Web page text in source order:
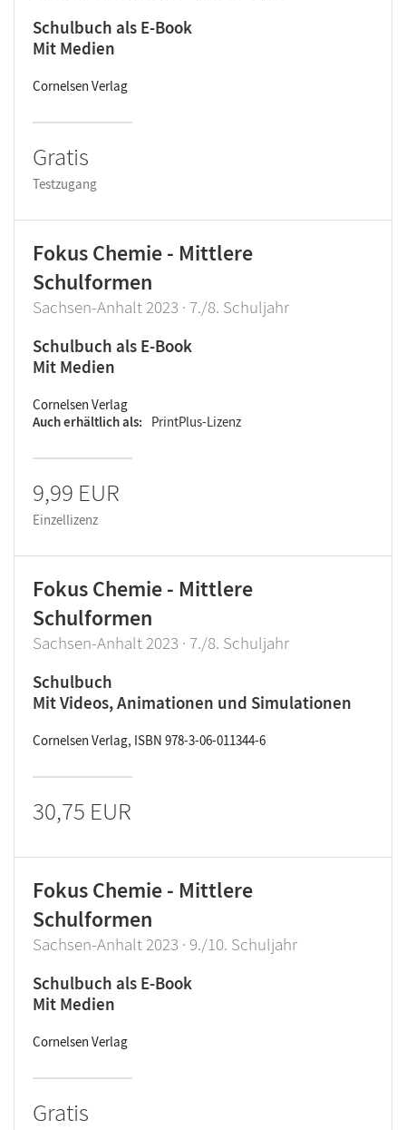
Schulbuch als E-Book
Mit Medien
Cornelsen Verlag
Gratis
Testzugang
Fokus Chemie - Mittlere
Schulformen
Sachsen-Anhalt 2023 · 7./8. Schuljahr
Schulbuch als E-Book
Mit Medien
Cornelsen Verlag
Auch erhältlich als
PrintPlus-Lizenz
9,99 EUR
Einzellizenz
Fokus Chemie - Mittlere
Schulformen
Sachsen-Anhalt 2023 · 7./8. Schuljahr
Schulbuch
Mit Videos, Animationen und Simulationen
Cornelsen Verlag, ISBN 978-3-06-011344-6
30,75 EUR
Fokus Chemie - Mittlere
Schulformen
Sachsen-Anhalt 2023 · 9./10. Schuljahr
Schulbuch als E-Book
Mit Medien
Cornelsen Verlag
Gratis